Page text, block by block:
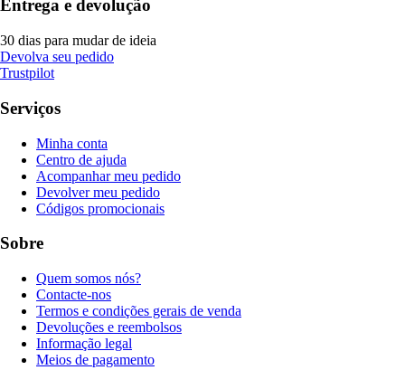
Entrega e devolução
30 dias para mudar de ideia
Devolva seu pedido
Trustpilot
Serviços
Minha conta
Centro de ajuda
Acompanhar meu pedido
Devolver meu pedido
Códigos promocionais
Sobre
Quem somos nós?
Contacte-nos
Termos e condições gerais de venda
Devoluções e reembolsos
Informação legal
Meios de pagamento